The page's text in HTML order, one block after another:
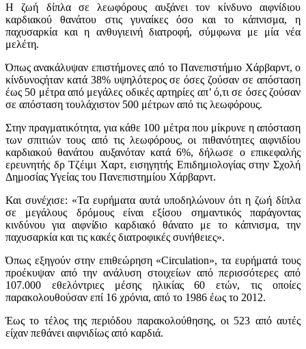
Η ζωή δίπλα σε λεωφόρους αυξάνει τον κίνδυνο αιφνίδιου
καρδιακού θανάτου στις γυναίκες όσο και το κάπνισμα, η
παχυσαρκία και η ανθυγιεινή διατροφή, σύμφωνα με μία νέα
μελέτη.
Όπως ανακάλυψαν επιστήμονες από το Πανεπιστήμιο Χάρβαρντ, ο
κίνδυνοςήταν κατά 38% υψηλότερος σε όσες ζούσαν σε απόσταση
έως 50 μέτρα από μεγάλες οδικές αρτηρίες απ’ ό,τι σε όσες ζούσαν
σε απόσταση τουλάχιστον 500 μέτρων από τις λεωφόρους.
Στην πραγματικότητα, για κάθε 100 μέτρα που μίκρυνε η απόσταση
των σπιτιών τους από τις λεωφόρους, οι πιθανότητες αιφνιδίου
καρδιακού θανάτου αυξανόταν κατά 6%, δήλωσε ο επικεφαλής
ερευνητής δρ Τζέιμι Χαρτ, εισηγητής Επιδημιολογίας στην Σχολή
Δημοσίας Υγείας του Πανεπιστημίου Χάρβαρντ.
Και συνέχισε: «Τα ευρήματα αυτά υποδηλώνουν ότι η ζωή δίπλα
σε μεγάλους δρόμους είναι εξίσου σημαντικός παράγοντας
κινδύνου για αιφνίδιο καρδιακό θάνατο με το κάπνισμα, την
παχυσαρκία και τις κακές διατροφικές συνήθειες».
Όπως εξηγούν στην επιθεώρηση «Circulation», τα ευρήματά τους
προέκυψαν από την ανάλυση στοιχείων από περισσότερες από
107.000 εθελόντριες μέσης ηλικίας 60 ετών, τις οποίες
παρακολουθούσαν επί 16 χρόνια, από το 1986 έως το 2012.
Έως το τέλος της περιόδου παρακολούθησης, οι 523 από αυτές
είχαν πεθάνει αιφνιδίως από καρδιά.